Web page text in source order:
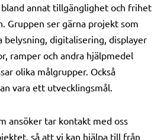
annat tillgänglighet och frihet
Gruppen ser gärna projekt som
digitalisering, displayer
ramper och andra hjälpmedel
olika målgrupper. Också
vara ett utvecklingsmål.
ansöker tar kontakt med oss
så att vi kan hjälpa till från